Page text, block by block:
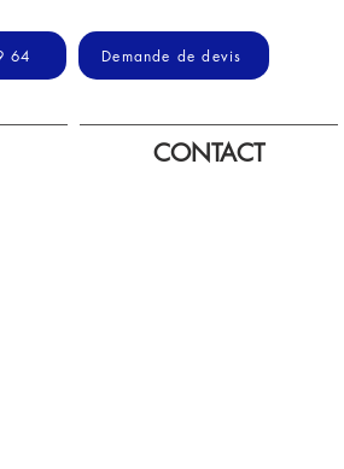
64 Demande de devis
CONTACT